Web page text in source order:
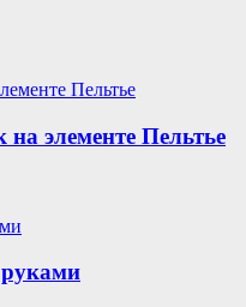
элементе Пельтье